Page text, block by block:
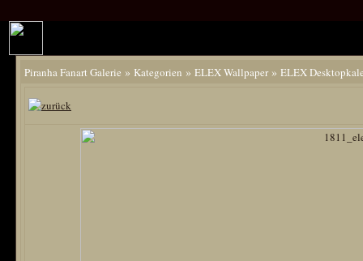
Piranha Fanart Galerie » Kategorien » ELEX Wallpaper» ELEX